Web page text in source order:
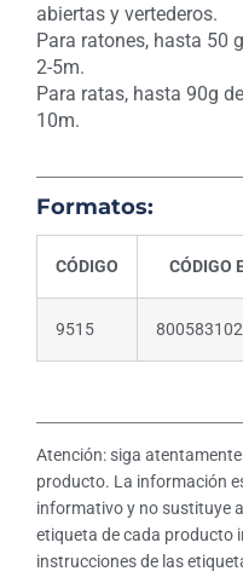
abiertas y vertederos.
Para ratones, hasta 50
2-5m.
Para ratas, hasta 90g
10m.
Formatos:
CÓDIGO CÓDIGO
9515
Atención: siga
producto. La información
informativo y no sustituye
etiqueta de cada producto
instrucciones de las